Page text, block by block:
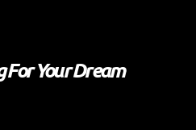
For Your Dream